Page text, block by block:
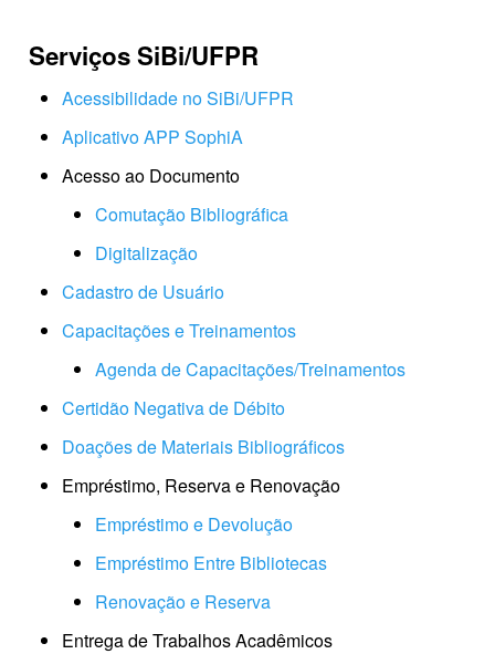
Serviços SiBi/UFPR
Acessibilidade no SiBi/UFPR
Aplicativo APP SophiA
Acesso ao Documento
Comutação Bibliográfica
Digitalização
Cadastro de Usuário
Capacitações e Treinamentos
Agenda de Capacitações/Treinamentos
Certidão Negativa de Débito
Doações de Materiais Bibliográficos
Empréstimo, Reserva e Renovação
Empréstimo e Devolução
Empréstimo Entre Bibliotecas
Renovação e Reserva
Entrega de Trabalhos Acadêmicos